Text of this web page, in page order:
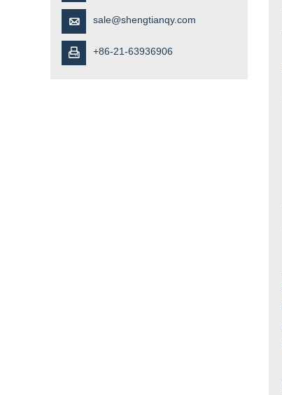
 sale@shengtianqy.com
 +86-21-63936906